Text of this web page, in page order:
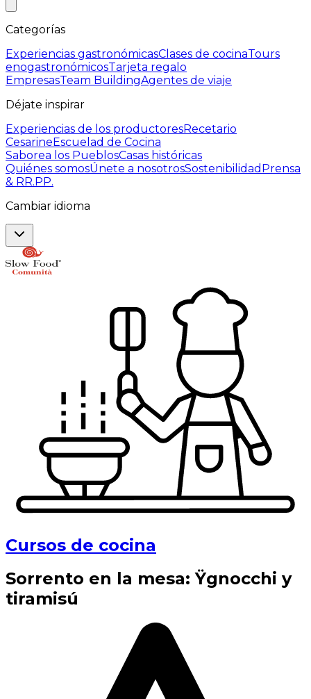
Categorías
Experiencias gastronómicasClases de cocinaTours
enogastronómicosTarjeta regalo
EmpresasTeam BuildingAgentes de viaje
Déjate inspirar
Experiencias de los productoresRecetario
CesarineEscuelad de Cocina
Saborea los PueblosCasas históricas
Quiénes somosÚnete a nosotrosSostenibilidad Prensa
& RR.PP.
Cambiar idioma
Cursos de cocina
Sorrento en la mesa: Ÿgnocchi y
tiramisú